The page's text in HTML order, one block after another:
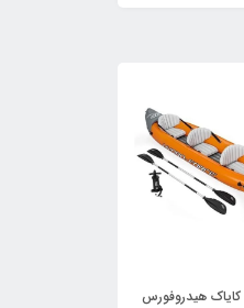
کایاک هیدروفورس